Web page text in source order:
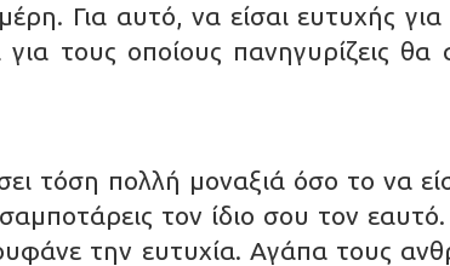
Για αυτό, να είσαι ευτυχής
τους οποίους πανηγυρίζεις θα
τόση πολλή μοναξιά όσο το να
τον ίδιο σου τον
την ευτυχία. Αγάπα τους